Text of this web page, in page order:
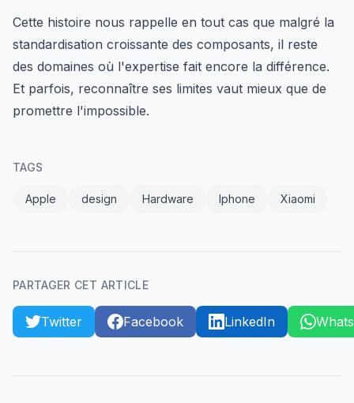
Cette histoire nous rappelle en tout cas que malgré la
standardisation croissante des composants, il reste
des domaines où l'expertise fait encore la différence.
Et parfois, reconnaître ses limites vaut mieux que de
promettre l'impossible.
TAGS
Apple design Hardware Iphone Xiaomi
PARTAGER CET ARTICLE
Twitter Facebook LinkedIn